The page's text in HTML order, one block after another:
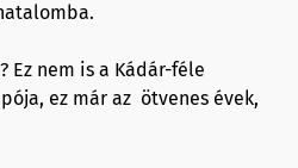
Ez nem is a Kádár-féle
ez már az ötvenes évek,